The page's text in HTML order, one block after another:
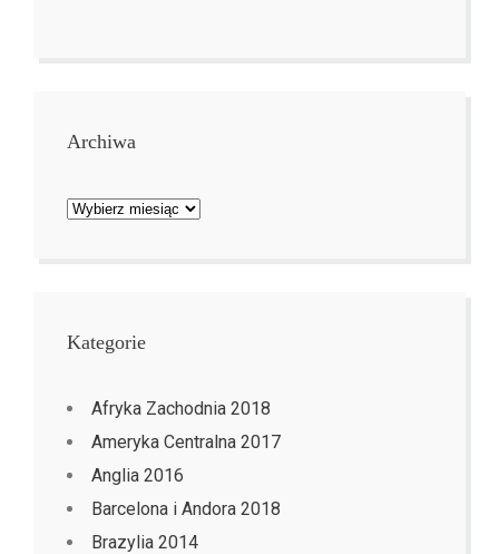
Archiwa
Archiwa
Kategorie
Afryka Zachodnia 2018
Ameryka Centralna 2017
Anglia 2016
Barcelona i Andora 2018
Brazylia 2014